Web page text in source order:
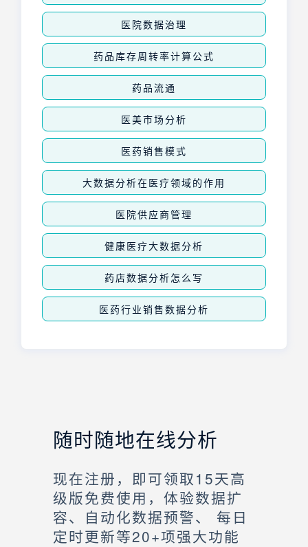
医院数据治理
药品库存周转率计算公式
药品流通
医美市场分析
医药销售模式
大数据分析在医疗领域的作用
医院供应商管理
健康医疗大数据分析
药店数据分析怎么写
医药行业销售数据分析
随时随地在线分析
现在注册，即可领取15天高
级版免费使用，体验数据扩
容、自动化数据预警、 每日
定时更新等20+项强大功能